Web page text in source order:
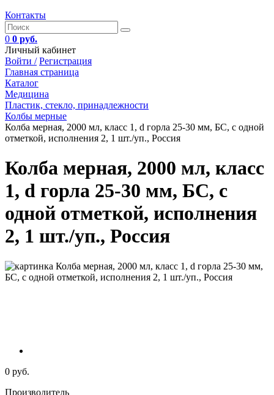
Контакты
0 0 руб.
Личный кабинет
Войти / Регистрация
Главная страница
Каталог
Медицина
Пластик, стекло, принадлежности
Колбы мерные
Колба мерная, 2000 мл, класс 1, d горла 25-30 мм, БС, с одной
отметкой, исполнения 2, 1 шт./уп., Россия
Колба мерная, 2000 мл, класс
1, d горла 25-30 мм, БС, с
одной отметкой, исполнения
2, 1 шт./уп., Россия
0 руб.
Производитель